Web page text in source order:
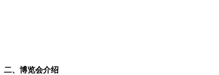
二、博览会介绍